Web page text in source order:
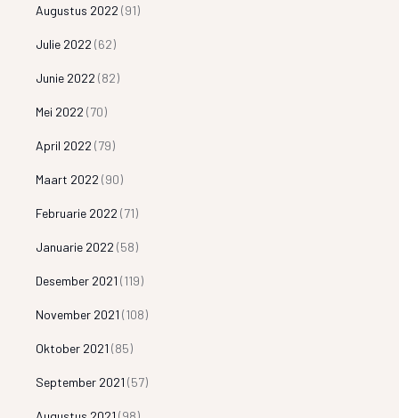
Augustus 2022 (91)
Julie 2022 (62)
Junie 2022 (82)
Mei 2022 (70)
April 2022 (79)
Maart 2022 (90)
Februarie 2022 (71)
Januarie 2022 (58)
Desember 2021 (119)
November 2021 (108)
Oktober 2021 (85)
September 2021 (57)